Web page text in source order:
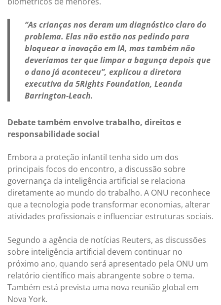
“As crianças nos deram um diagnóstico claro do
problema. Elas não estão nos pedindo para
bloquear a inovação em IA, mas também não
deveríamos ter que limpar a bagunça depois que
o dano já aconteceu”, explicou a diretora
executiva da 5Rights Foundation, Leanda
Barrington-Leach.
Debate também envolve trabalho, direitos e
responsabilidade social
Embora a proteção infantil tenha sido um dos
principais focos do encontro, a discussão sobre
governança da inteligência artificial se relaciona
diretamente ao mundo do trabalho. A ONU reconhece
que a tecnologia pode transformar economias, alterar
atividades profissionais e influenciar estruturas sociais.
Segundo a agência de notícias Reuters, as discussões
sobre inteligência artificial devem continuar no
próximo ano, quando será apresentado pela ONU um
relatório científico mais abrangente sobre o tema.
Também está prevista uma nova reunião global em
Nova York.